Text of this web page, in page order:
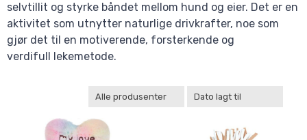
selvtillit og styrke båndet mellom hund og eier. Det er en
aktivitet som utnytter naturlige drivkrafter, noe som
gjør det til en motiverende, forsterkende og
verdifull lekemetode.